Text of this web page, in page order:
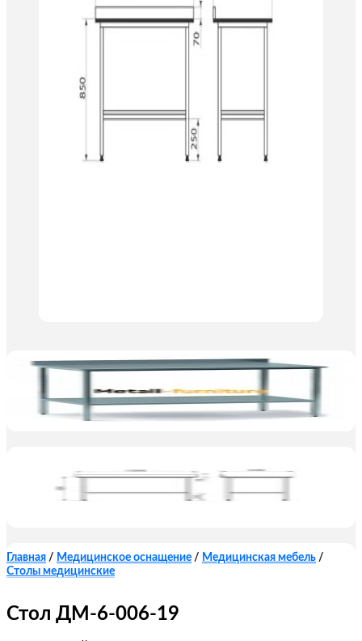
Главная / Медицинское оснащение / Медицинская мебель /
Столы медицинские
Стол ДМ-6-006-19